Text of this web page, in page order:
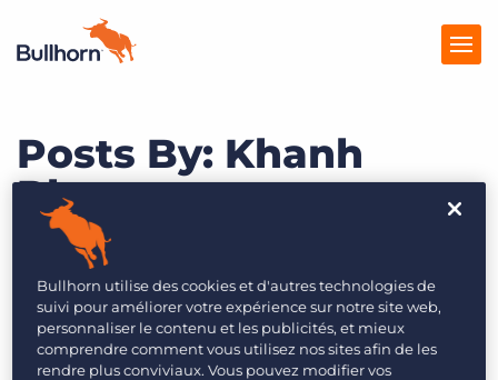
Solutions
Tarification
Produits
Ressources
Marketplace
Posts By: Khanh
Pham
Bullhorn utilise des cookies et d'autres technologies de
suivi pour améliorer votre expérience sur notre site web,
personnaliser le contenu et les publicités, et mieux
comprendre comment vous utilisez nos sites afin de les
rendre plus conviviaux. Vous pouvez modifier vos